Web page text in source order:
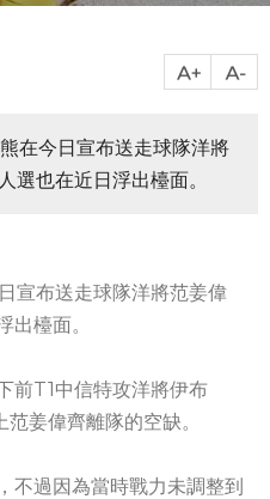
在今日宣布送走球隊洋將
選也在近日浮出檯面。
宣布送走球隊洋將范姜偉
出檯面。
前T1中信特攻洋將伊布
姜偉齊離隊的空缺。
不過因為當時戰力未調整到